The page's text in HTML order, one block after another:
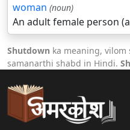
woman (noun)
An adult female person
Shutdown ka meaning, vilom
samanarthi shabd in Hindi.